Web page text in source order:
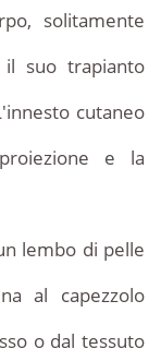
solitamente
suo trapianto
cutaneo
e la
lembo di pelle
al capezzolo
o dal tessuto